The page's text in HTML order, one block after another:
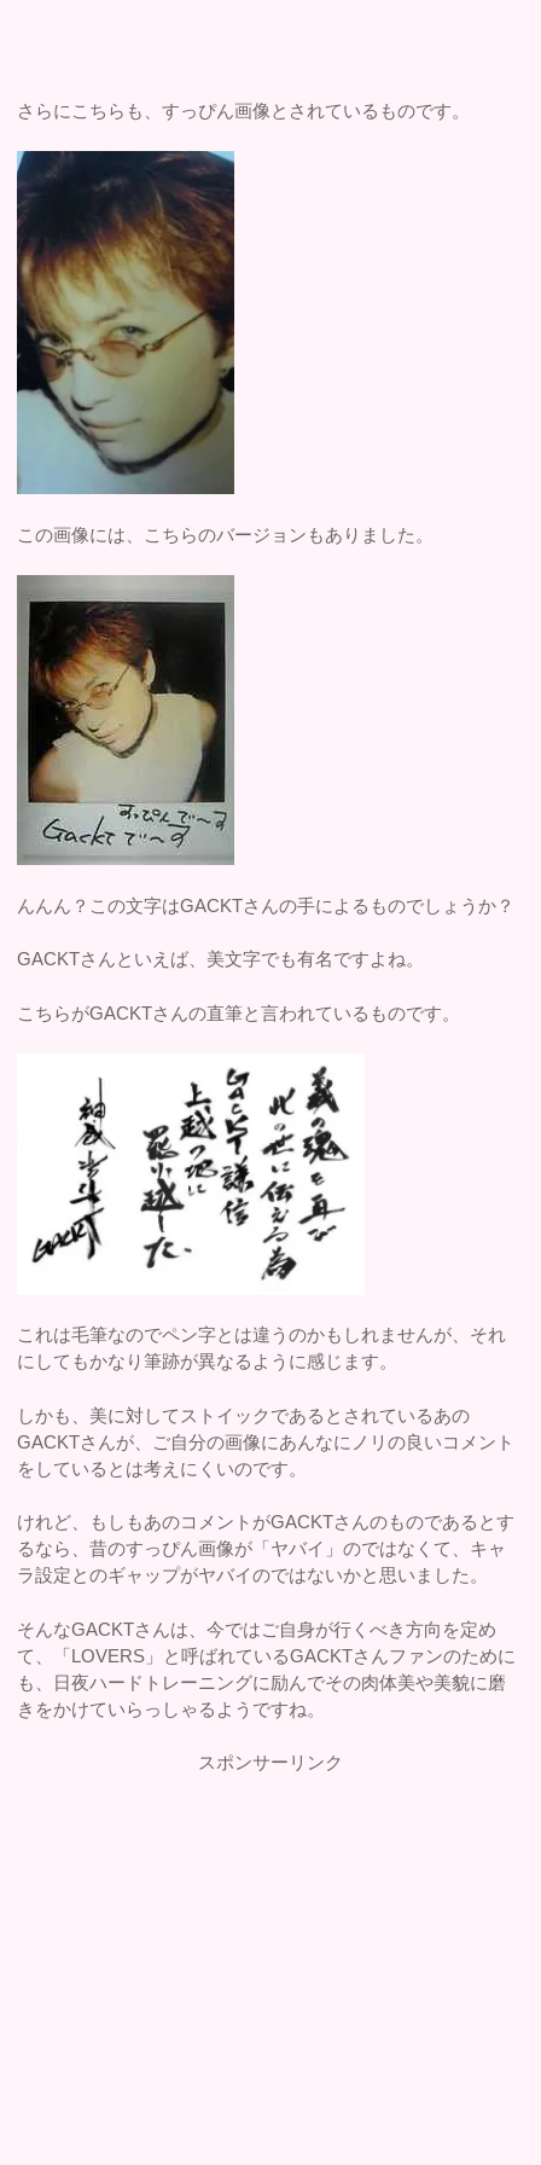
さらにこちらも、すっぴん画像とされているものです。
この画像には、こちらのバージョンもありました。
んんん？この文字はGACKTさんの手によるものでしょうか？
GACKTさんといえば、美文字でも有名ですよね。
こちらがGACKTさんの直筆と言われているものです。
これは毛筆なのでペン字とは違うのかもしれませんが、それ
にしてもかなり筆跡が異なるように感じます。
しかも、美に対してストイックであるとされているあの
GACKTさんが、ご自分の画像にあんなにノリの良いコメント
をしているとは考えにくいのです。
けれど、もしもあのコメントがGACKTさんのものであるとす
るなら、昔のすっぴん画像が「ヤバイ」のではなくて、キャ
ラ設定とのギャップがヤバイのではないかと思いました。
そんなGACKTさんは、今ではご自身が行くべき方向を定め
て、「LOVERS」と呼ばれているGACKTさんファンのために
も、日夜ハードトレーニングに励んでその肉体美や美貌に磨
きをかけていらっしゃるようですね。
スポンサーリンク